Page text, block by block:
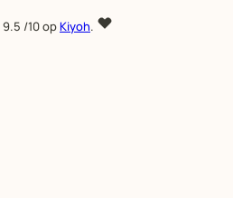
9.5 /10 opKiyoh.